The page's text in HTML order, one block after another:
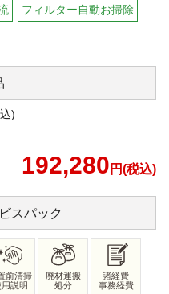
フィルター自動お掃除
)
192,280 円(税込)
スパック
前清掃
用説明
廃材運搬
処分
諸経費
事務経費